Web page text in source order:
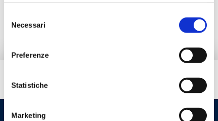
delNecessari
Preferenze
Statistiche
Marketing